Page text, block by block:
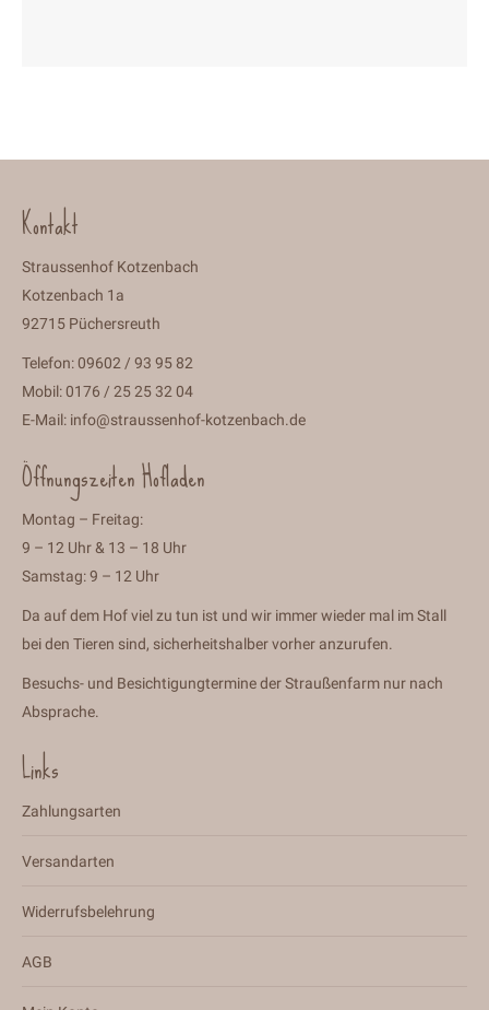
Kontakt
Straussenhof Kotzenbach
Kotzenbach 1a
92715 Püchersreuth
Telefon: 09602 / 93 95 82
Mobil: 0176 / 25 25 32 04
E-Mail: info@straussenhof-kotzenbach.de
Öffnungszeiten Hofladen
Montag – Freitag:
9 – 12 Uhr & 13 – 18 Uhr
Samstag: 9 – 12 Uhr
Da auf dem Hof viel zu tun ist und wir immer wieder mal im Stall
bei den Tieren sind, sicherheitshalber vorher anzurufen.
Besuchs- und Besichtigungtermine der Straußenfarm nur nach
Absprache.
Links
Zahlungsarten
Versandarten
Widerrufsbelehrung
AGB